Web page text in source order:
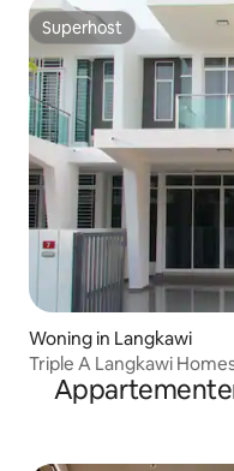
Superhost
Superhost
Woning in Langkawi
Triple A Langkawi